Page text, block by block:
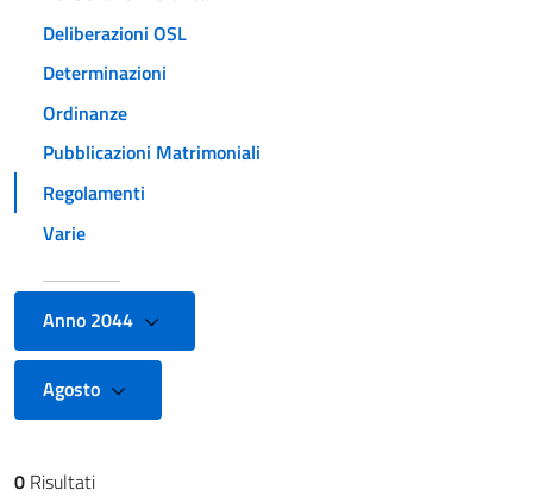
Deliberazioni OSL
Determinazioni
Ordinanze
Pubblicazioni Matrimoniali
Regolamenti
Varie
Anno 2044
Agosto
0 Risultati